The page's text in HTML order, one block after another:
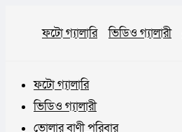
ফটো গ্যালারি ভিডিও গ্যালারী
ফটো গ্যালারি
ভিডিও গ্যালারী
ভোলার বাণী পরিবার